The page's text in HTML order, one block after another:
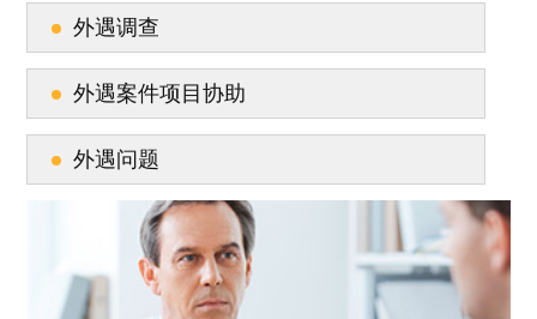
外遇调查
外遇案件项目协助
外遇问题